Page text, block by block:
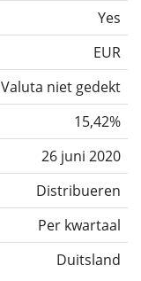
Yes
EUR
Valuta niet gedekt
15,42%
26 juni 2020
Distribueren
Per kwartaal
Duitsland